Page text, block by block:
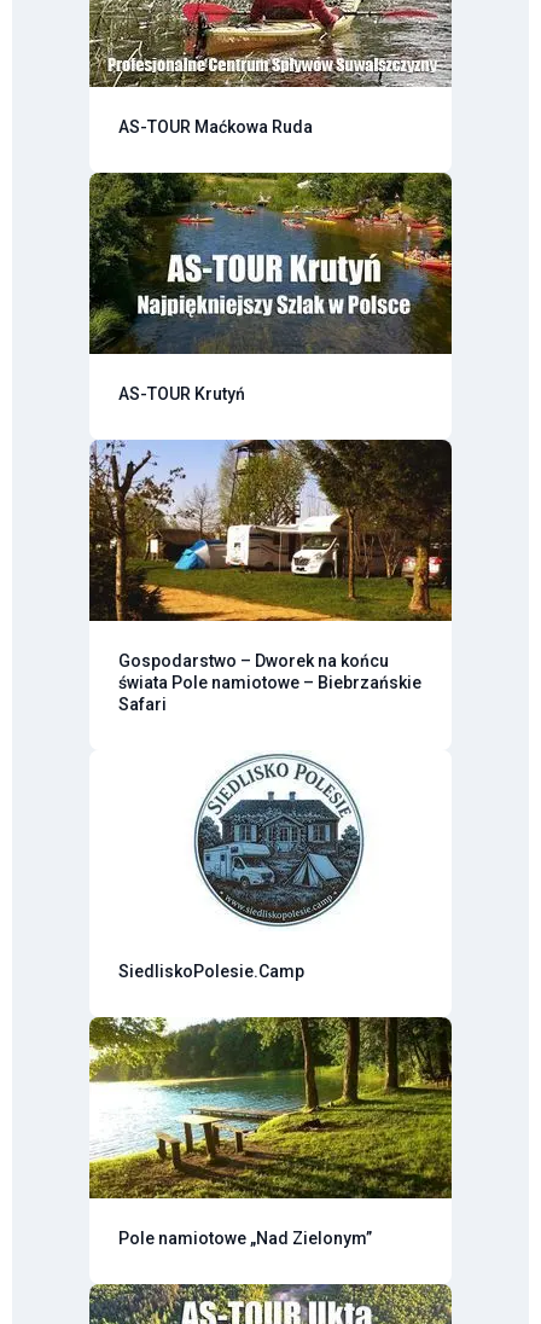
AS-TOUR Maćkowa Ruda
AS-TOUR Krutyń
Gospodarstwo – Dworek na końcu
świata Pole namiotowe – Biebrzańskie
Safari
SiedliskoPolesie.Camp
Pole namiotowe „Nad Zielonym”